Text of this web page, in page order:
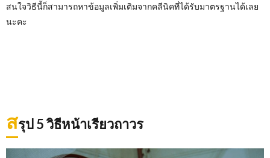
สนใจวิธีนี้ก็สามารถหาข้อมูลเพิ่มเติมจากคลีนิคที่ได้รับมาตรฐานได้เลย
นะคะ
สรุป 5 วิธีหน้าเรียวถาวร